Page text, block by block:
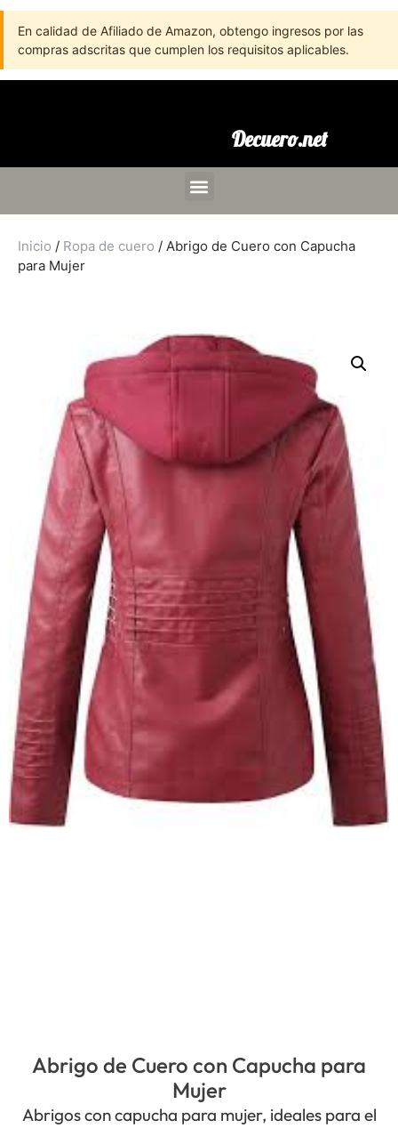
En calidad de Afiliado de Amazon, obtengo ingresos por las
compras adscritas que cumplen los requisitos aplicables.
Decuero.net
Inicio / Ropa de cuero / Abrigo de Cuero con Capucha
para Mujer
Abrigo de Cuero con Capucha para
Mujer
Abrigos con capucha para mujer, ideales para el